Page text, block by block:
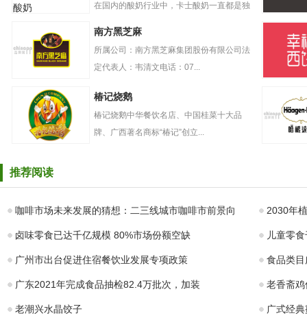
关，卡士酸奶立
志做好高品质酸
在国内的酸奶行业中，卡士酸奶一直都是独
奶盖贡茶
南方黑芝麻
南方黑芝麻
所属公司：南方黑芝麻集团股份有限公司法
定代表人：韦清文电话：07...
椿记烧鹅
椿记烧鹅中华餐饮名店、中国桂菜十大品
牌、广西著名商标“椿记”创立...
推荐阅读
咖啡市场未来发展的猜想：二三线城市咖啡市前景向 2030年
卤味零食已达千亿规模 80%市场份额空缺 儿童零
广州市出台促进住宿餐饮业发展专项政策 食品类
广东2021年完成食品抽检82.4万批次，加装 老香斋鸡
老潮兴水晶饺子 广式经